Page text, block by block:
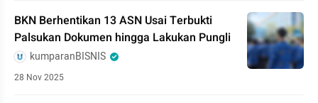
BKN Berhentikan 13 ASN Usai Terbukti
Palsukan Dokumen hingga Lakukan Pungli
kumparanBISNIS
28 Nov 2025